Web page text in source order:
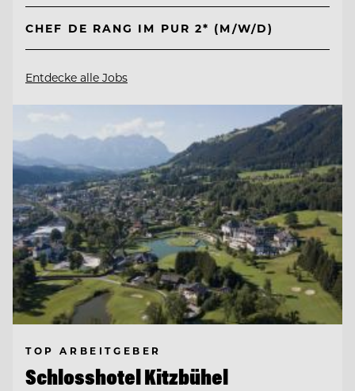
CHEF DE RANG IM PUR 2* (M/W/D)
Entdecke alle Jobs
TOP ARBEITGEBER
Schlosshotel Kitzbühel